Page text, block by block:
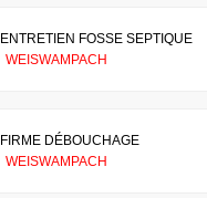
ENTRETIEN FOSSE SEPTIQUE
WEISWAMPACH
FIRME DÉBOUCHAGE
WEISWAMPACH